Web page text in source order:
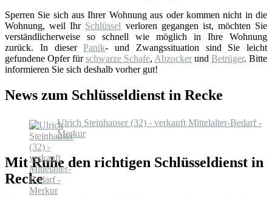
Sperren Sie sich aus Ihrer Wohnung aus oder kommen nicht in die
Wohnung, weil Ihr Schlüssel verloren gegangen ist, möchten Sie
verständlicherweise so schnell wie möglich in Ihre Wohnung
zurück. In dieserPanik- und Zwangssituation sind Sie leicht
gefundene Opfer fürschwarze Schafe, Abzocker und Betrüger. Bitte
informieren Sie sich deshalb vorher gut!
News zum Schlüsseldienst in Recke
Ulrich Steinhauser (32) - verkauft Mittelalter-Bedarf -
Merkur
Mit Ruhe den richtigen Schlüsseldienst in
Recke